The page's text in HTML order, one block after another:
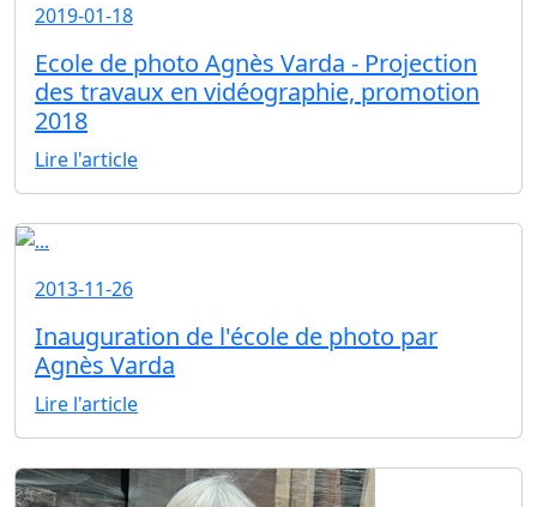
2019-01-18
Ecole de photo Agnès Varda - Projection
des travaux en vidéographie, promotion
2018
Lire l'article
2013-11-26
Inauguration de l'école de photo par
Agnès Varda
Lire l'article